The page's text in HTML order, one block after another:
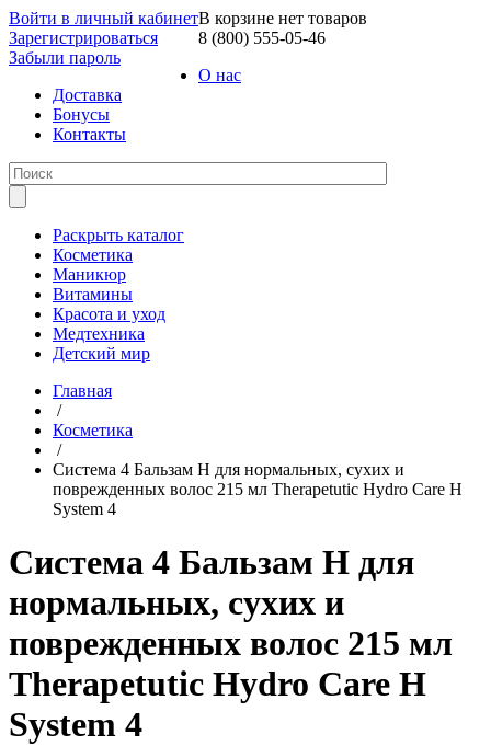
Войти в личный кабинет
Зарегистрироваться
Забыли пароль
В корзине нет товаров
8 (800) 555-05-46
О нас
Доставка
Бонусы
Контакты
Раскрыть каталог
Косметика
Маникюр
Витамины
Красота и уход
Медтехника
Детский мир
Главная
/
Косметика
/
Система 4 Бальзам H для нормальных, сухих и
поврежденных волос 215 мл Therapetutic Hydro Care Н
System 4
Система 4 Бальзам H для
нормальных, сухих и
поврежденных волос 215 мл
Therapetutic Hydro Care Н
System 4